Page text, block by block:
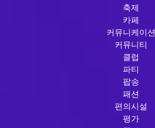
축제
카페
커뮤니케이션
커뮤니티
클럽
파티
팝송
패션
편의시설
평가